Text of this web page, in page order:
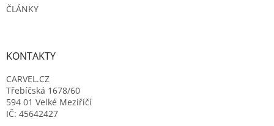
ČLÁNKY
KONTAKTY
CARVEL.CZ
Třebíčská 1678/60
594 01 Velké Meziříčí
IČ: 45642427